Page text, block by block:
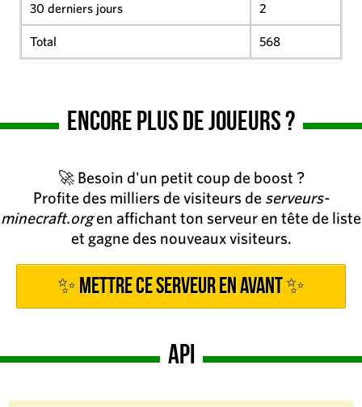
30 derniers jours 2
Total 568
Encore plus de joueurs ?
🚀 Besoin d'un petit coup de boost ?
Profite des milliers de visiteurs de serveurs-
minecraft.orgen affichant ton serveur en tête de liste
et gagne des nouveaux visiteurs.
✨ Mettre ce serveur en avant ✨
API